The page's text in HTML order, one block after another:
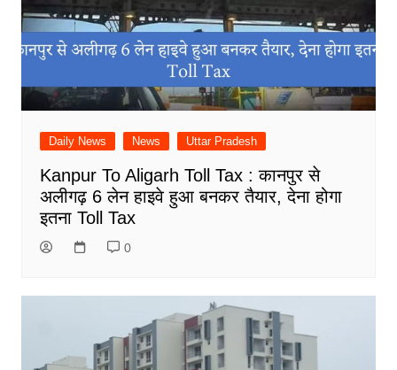
Daily News News Uttar Pradesh
Kanpur To Aligarh Toll Tax : कानपुर से
अलीगढ़ 6 लेन हाइवे हुआ बनकर तैयार, देना होगा
इतना Toll Tax
0